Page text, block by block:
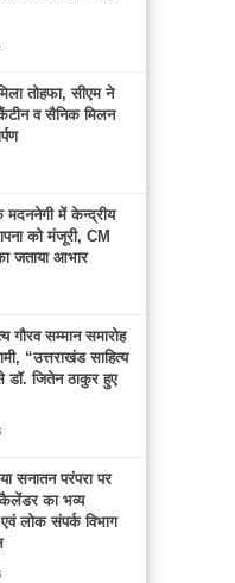
तोहफा, सीएम ने
व सैनिक मिलन
मदननेगी में केन्द्रीय
को मंजूरी, CM
जताया आभार
गौरव सम्मान समारोह
“उत्तराखंड साहित्य
डॉ. जितेन ठाकुर हुए
सनातन परंपरा पर
का भव्य
लोक संपर्क विभाग